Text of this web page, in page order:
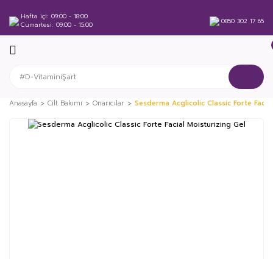
Hafta içi 09:00 - 18:00
Cumartesi 09:00 - 15:00 0850 302 17 65
Anasayfa Cilt Bakımı Onarıcılar Sesderma Acglicolic Classic Forte